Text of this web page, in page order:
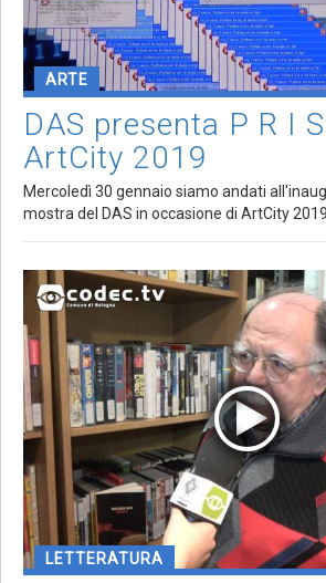
ARTE
DAS presenta P R I
ArtCity 2019
Mercoledì 30 gennaio siamo andati
mostra del DAS in occasione di ArtCity 2019
LETTERATURA